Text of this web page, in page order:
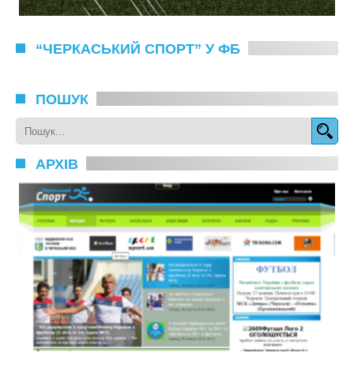
“ЧЕРКАСЬКИЙ СПОРТ” У ФБ
ПОШУК
АРХІВ